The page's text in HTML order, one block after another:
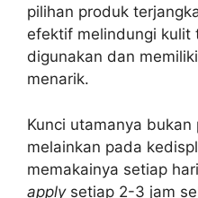
pilihan produk
efektif melindungi kulit
digunakan dan
menarik.
Kunci utamanya
melainkan pada
memakainya setiap
applysetiap 2-3 jam